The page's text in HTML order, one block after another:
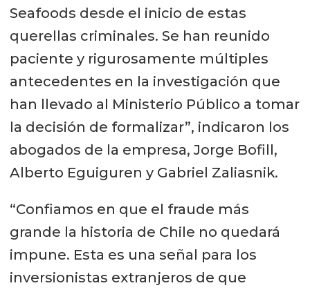
Seafoods desde el inicio de estas
querellas criminales. Se han reunido
paciente y rigurosamente múltiples
antecedentes en la investigación que
han llevado al Ministerio Público a tomar
la decisión de formalizar”, indicaron los
abogados de la empresa, Jorge Bofill,
Alberto Eguiguren y Gabriel Zaliasnik.
“Confiamos en que el fraude más
grande la historia de Chile no quedará
impune. Esta es una señal para los
inversionistas extranjeros de que